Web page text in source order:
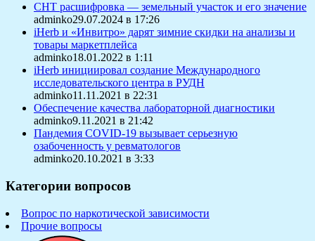
СНТ расшифровка — земельный участок и его значение
adminko29.07.2024 в 17:26
iHerb и «Инвитро» дарят зимние скидки на анализы и
товары маркетплейса
adminko18.01.2022 в 1:11
iHerb инициировал создание Международного
исследовательского центра в РУДН
adminko11.11.2021 в 22:31
Обеспечение качества лабораторной диагностики
adminko9.11.2021 в 21:42
Пандемия COVID-19 вызывает серьезную
озабоченность у ревматологов
adminko20.10.2021 в 3:33
Категории вопросов
Вопрос по наркотической зависимости
Прочие вопросы